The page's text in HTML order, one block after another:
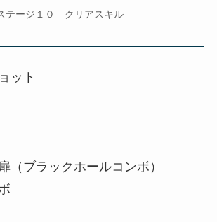
テージ１０ クリアスキル
ット
（ブラックホールコンボ）